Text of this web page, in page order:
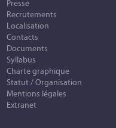
Presse
Recrutements
Localisation
Contacts
Documents
Syllabus
Charte graphique
Statut / Organisation
Mentions légales
Extranet